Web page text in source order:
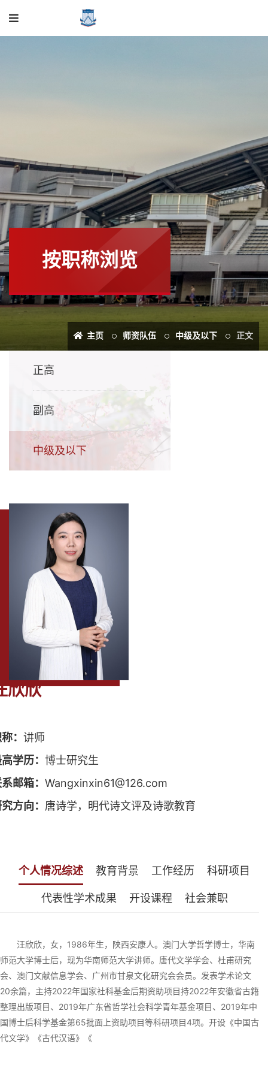
按职称浏览
主页 师资队伍 中级及以下 正文
正高
副高
中级及以下
欣欣
： 讲师
学历： 博士研究生
邮箱： Wangxinxin61@126.com
方向： 唐诗学，明代诗文评及诗歌教育
个人情况综述 教育背景 工作经历 科研项目
代表性学术成果 开设课程 社会兼职
汪欣欣，女，1986年生，陕西安康人。澳门大学哲学博士，华南
师范大学博士后，现为华南师范大学讲师。唐代文学学会、杜甫研究
会、澳门文献信息学会、广州市甘泉文化研究会会员。发表学术论文
20余篇，主持2022年国家社科基金后期资助项目持2022年安徽省古籍
整理出版项目、2019年广东省哲学社会科学青年基金项目、2019年中
国博士后科学基金第65批面上资助项目等科研项目4项。开设《中国古
代文学》《古代汉语》《